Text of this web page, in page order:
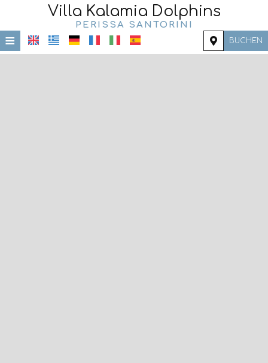
Villa Kalamia Dolphins
PERISSA SANTORINI
≡ BUCHEN